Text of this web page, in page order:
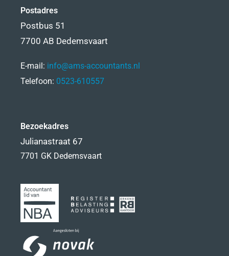
Postadres
Postbus 51
7700 AB Dedemsvaart
E-mail: info@ams-accountants.nl
Telefoon: 0523-610557
Bezoekadres
Julianastraat 67
7701 GK Dedemsvaart